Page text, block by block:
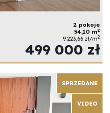
2 pokoje
54,10 m2
9 223,66 zł/m2
499 000 zł
SPRZEDANE
VIDEO